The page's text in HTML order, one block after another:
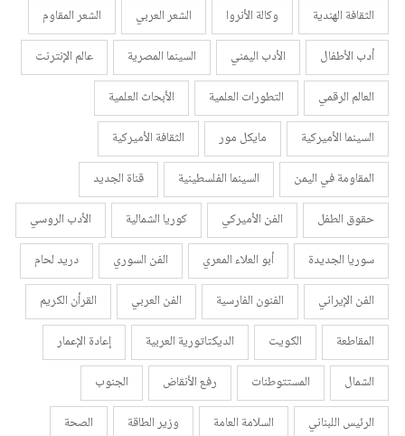
الثقافة الهندية
وكالة الأنروا الشعر العربي
الشعر المقاوم
أدب الأطفال
الأدب اليمني السينما المصرية
عالم الإنترنت
العالم الرقمي
التطورات العلمية
الأبحاث العلمية
السينما الأميركية
مايكل مور
الثقافة الأميركية
المقاومة في اليمن
السينما الفلسطينية
قناة الجديد
حقوق الطفل
الفن الأميركي كوريا الشمالية
الأدب الروسي
سوريا الجديدة
أبو العلاء المعري الفن السوري
دريد لحام
الفن الإيراني
الفنون الفارسية الفن العربي
القرأن الكريم
المقاطعة
الكويت الديكتاتورية العربية
إعادة الإعمار
الشمال
المستتوطنات رفع الأنقاض
الجنوب
الرئيس اللبناني
السلامة العامة وزير الطاقة
الصحة